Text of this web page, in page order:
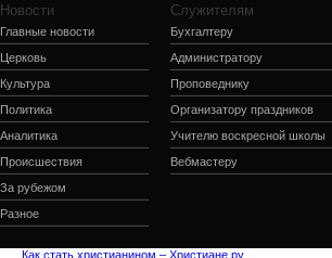
Новости
Главные новости
Церковь
Культура
Политика
Аналитика
Происшествия
За рубежом
Разное
Служителям
Бухгалтеру
Администратору
Проповеднику
Организатору праздников
Учителю воскресной школы
Вебмастеру
Как стать христианином – Христиане.ру